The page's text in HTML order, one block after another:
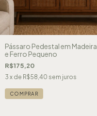
Pássaro Pedestal em Madeira
e Ferro Pequeno
R$175,20
3 x de R$58,40 sem juros